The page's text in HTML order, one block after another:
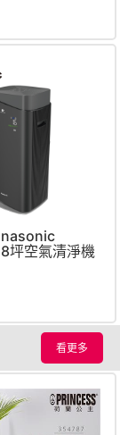
坪空氣清淨機
看更多